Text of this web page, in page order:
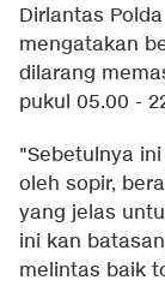
Dirlantas
mengatakan
dilarang
pukul 05.00 -
"Sebetulnya
oleh sopir,
yang jelas
ini kan
melintas baik